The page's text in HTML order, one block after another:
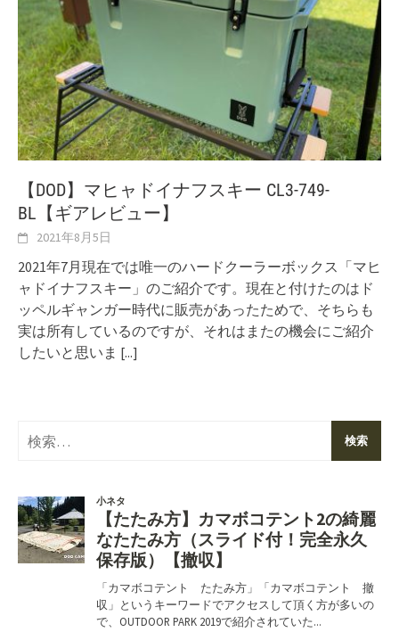
【DOD】マヒャドイナフスキー CL3-749-
BL【ギアレビュー】
2021年8月5日
2021年7月現在では唯一のハードクーラーボックス「マヒ
ャドイナフスキー」のご紹介です。現在と付けたのはド
ッペルギャンガー時代に販売があったためで、そちらも
実は所有しているのですが、それはまたの機会にご紹介
したいと思いま [...]
検
索: